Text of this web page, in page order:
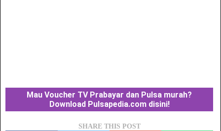
Mau Voucher TV Prabayar dan Pulsa murah?
Download Pulsapedia.com disini!
SHARE THIS POST